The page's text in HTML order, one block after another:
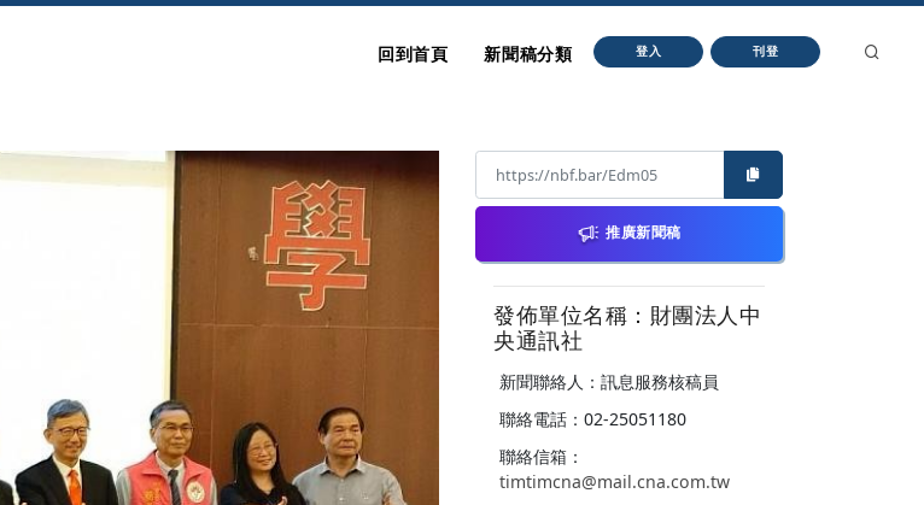
回到首頁 新聞稿分類 登入 刊登
推廣新聞稿
發佈單位名稱：財團法人中
央通訊社
新聞聯絡人：訊息服務核稿員
聯絡電話：02-25051180
聯絡信箱：
timtimcna@mail.cna.com.tw